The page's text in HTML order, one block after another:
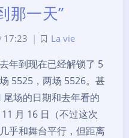
那一天”
17:23 | La vie
年到现在已经解锁了 5
5525，两场 5526。甚
场的日期和去年看的
月 16 日（不过这次
乎和舞台平行，但距离